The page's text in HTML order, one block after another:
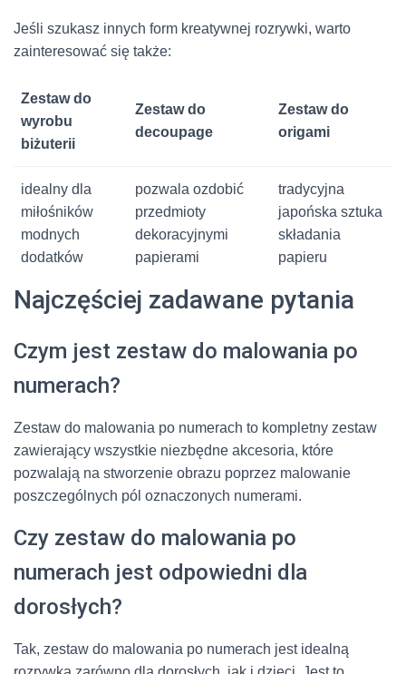
Jeśli szukasz innych form kreatywnej rozrywki, warto
zainteresować się także:
Zestaw do
wyrobu
biżuterii
Zestaw do
decoupage
Zestaw do
origami
idealny dla
miłośników
modnych
dodatków
pozwala ozdobić
przedmioty
dekoracyjnymi
papierami
tradycyjna
japońska sztuka
składania
papieru
Najczęściej zadawane pytania
Czym jest zestaw do malowania po
numerach?
Zestaw do malowania po numerach to kompletny zestaw
zawierający wszystkie niezbędne akcesoria, które
pozwalają na stworzenie obrazu poprzez malowanie
poszczególnych pól oznaczonych numerami.
Czy zestaw do malowania po
numerach jest odpowiedni dla
dorosłych?
Tak, zestaw do malowania po numerach jest idealną